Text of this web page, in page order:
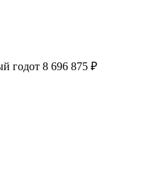
годот 8 696 875 ₽